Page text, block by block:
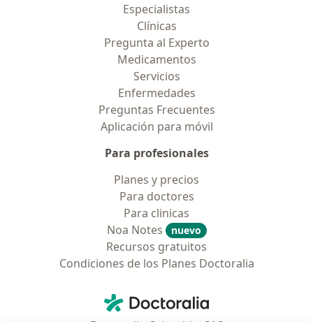
Especialistas
Clínicas
Pregunta al Experto
Medicamentos
Servicios
Enfermedades
Preguntas Frecuentes
Aplicación para móvil
Para profesionales
Planes y precios
Para doctores
Para clinicas
Noa Notes
nuevo
Recursos gratuitos
Condiciones de los Planes Doctoralia
Doctoralia - Página de inicio